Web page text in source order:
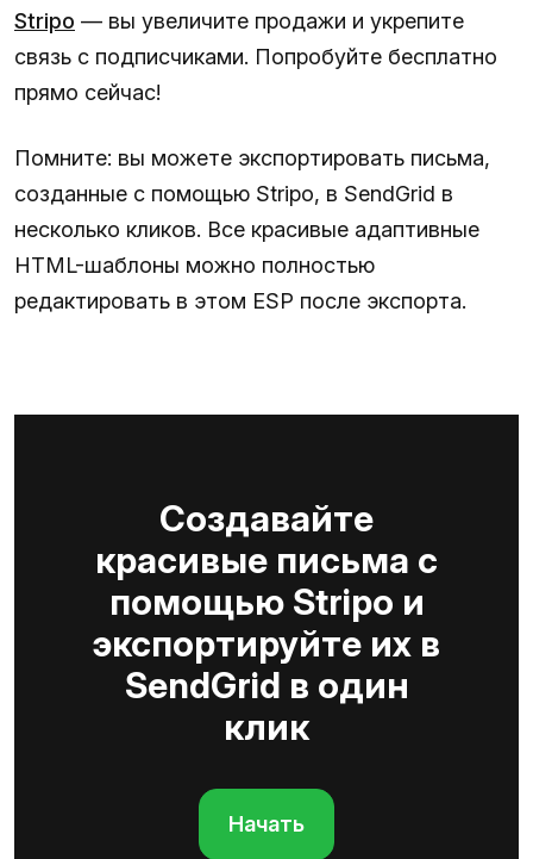
Stripo — вы увеличите продажи и укрепите
связь с подписчиками. Попробуйте бесплатно
прямо сейчас!
Помните: вы можете экспортировать письма,
созданные с помощью Stripo, в SendGrid в
несколько кликов. Все красивые адаптивные
HTML-шаблоны можно полностью
редактировать в этом ESP после экспорта.
Создавайте
красивые письма с
помощью Stripo и
экспортируйте их в
SendGrid в один
клик
Начать